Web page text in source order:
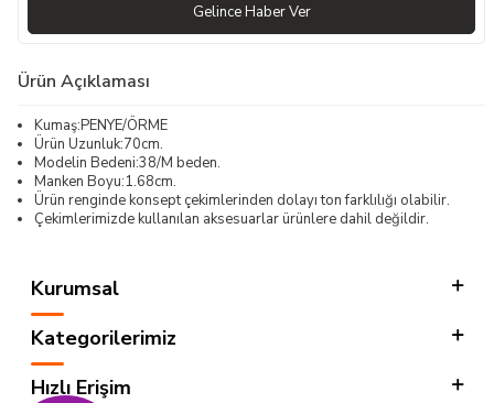
Gelince Haber Ver
Ürün Açıklaması
Kumaş:PENYE/ÖRME
Ürün Uzunluk:70cm.
Modelin Bedeni:38/M beden.
Manken Boyu:1.68cm.
Ürün renginde konsept çekimlerinden dolayı ton farklılığı olabilir.
Çekimlerimizde kullanılan aksesuarlar ürünlere dahil değildir.
Kurumsal
Kategorilerimiz
Hızlı Erişim